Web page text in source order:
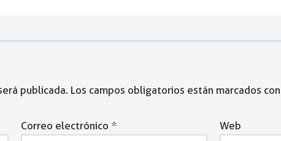
publicada. Los campos obligatorios están marcados con
Correo electrónico * Web